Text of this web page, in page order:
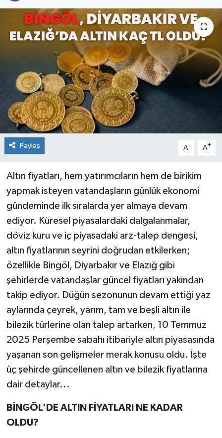
Paylaş A- A+
Altın fiyatları, hem yatırımcıların hem de birikim
yapmak isteyen vatandaşların günlük ekonomi
gündeminde ilk sıralarda yer almaya devam
ediyor. Küresel piyasalardaki dalgalanmalar,
döviz kuru ve iç piyasadaki arz-talep dengesi,
altın fiyatlarının seyrini doğrudan etkilerken;
özellikle Bingöl, Diyarbakır ve Elazığ gibi
şehirlerde vatandaşlar güncel fiyatları yakından
takip ediyor. Düğün sezonunun devam ettiği yaz
aylarında çeyrek, yarım, tam ve beşli altın ile
bilezik türlerine olan talep artarken, 10 Temmuz
2025 Perşembe sabahı itibariyle altın piyasasında
yaşanan son gelişmeler merak konusu oldu. İşte
üç şehirde güncellenen altın ve bilezik fiyatlarına
dair detaylar...
BİNGÖL’DE ALTIN FİYATLARI NE KADAR
OLDU?
KARLIOVA
KİĞI
MERKEZ
RESMİ İLANLAR
SAĞLIK
SPOR
YAYLADERE
Haber Arşivi